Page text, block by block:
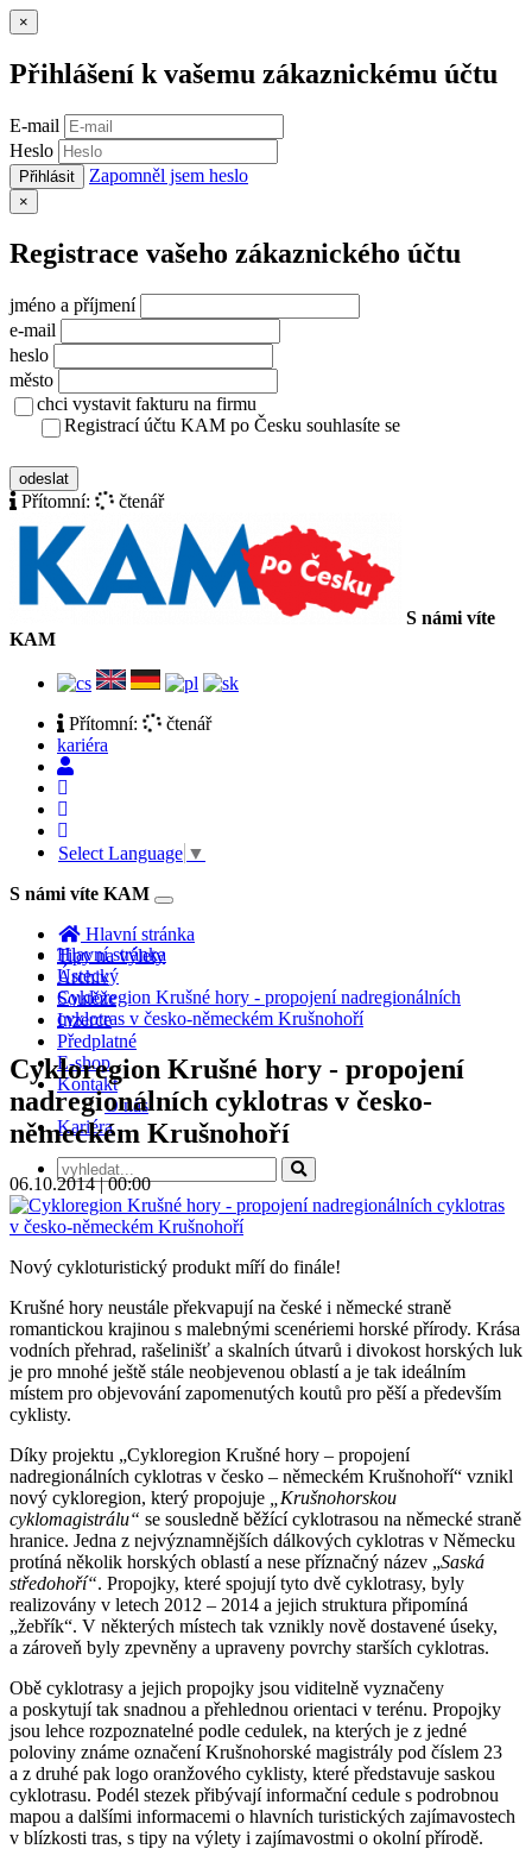
×
Přihlášení k vašemu zákaznickému účtu
E-mail
Heslo
Přihlásit Zapomněl jsem heslo
×
Registrace vašeho zákaznického účtu
jméno a příjmení
e-mail
heslo
město
chci vystavit fakturu na firmu
Registrací účtu KAM po Česku souhlasíte se
odeslat
Přítomní: čtenář
S námi víte
KAM
Přítomní:
čtenář
kariéra
Select Language ▼
S námi víte KAM
Toggle
navigation
Hlavní stránka
Tipy na výlety
Archiv
Soutěže
Inzerce
Předplatné
E-shop
Kontakt
O nás
Kariéra
Hlavní stránka
Ústecký
Cykloregion Krušné hory - propojení nadregionálních
cyklotras v česko-německém Krušnohoří
Cykloregion Krušné hory - propojení
nadregionálních cyklotras v česko-
německém Krušnohoří
06.10.2014 | 00:00
Nový cykloturistický produkt míří do finále!
Krušné hory neustále překvapují na české i německé straně
romantickou krajinou s malebnými scenériemi horské přírody. Krása
vodních přehrad, rašelinišť a skalních útvarů i divokost horských luk
je pro mnohé ještě stále neobjevenou oblastí a je tak ideálním
místem pro objevování zapomenutých koutů pro pěší a především
cyklisty.
Díky projektu „Cykloregion Krušné hory – propojení
nadregionálních cyklotras v česko – německém Krušnohoří“ vznikl
nový cykloregion, který propojuje
„Krušnohorskou
cyklomagistrálu“ se sousledně běžící cyklotrasou na německé straně
hranice. Jedna z nejvýznamnějších dálkových cyklotras v Německu
protíná několik horských oblastí a nese příznačný název „Saská
středohoří“. Propojky, které spojují tyto dvě cyklotrasy, byly
realizovány v letech 2012 – 2014 a jejich struktura připomíná
„žebřík“. V některých místech tak vznikly nově dostavené úseky,
a zároveň byly zpevněny a upraveny povrchy starších cyklotras.
Obě cyklotrasy a jejich propojky jsou viditelně vyznačeny
a poskytují tak snadnou a přehlednou orientaci v terénu. Propojky
jsou lehce rozpoznatelné podle cedulek, na kterých je z jedné
poloviny známe označení Krušnohorské magistrály pod číslem 23
a z druhé pak logo oranžového cyklisty, které představuje saskou
cyklotrasu. Podél stezek přibývají informační cedule s podrobnou
mapou a dalšími informacemi o hlavních turistických zajímavostech
v blízkosti tras, s tipy na výlety i zajímavostmi o okolní přírodě.